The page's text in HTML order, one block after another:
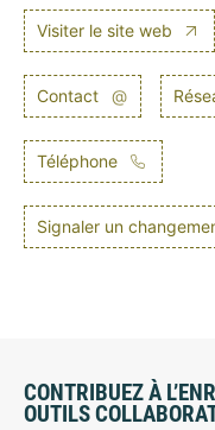
Visiter le site web
Contact @
Téléphone
Signaler un
CONTRIBUEZ À
OUTILS